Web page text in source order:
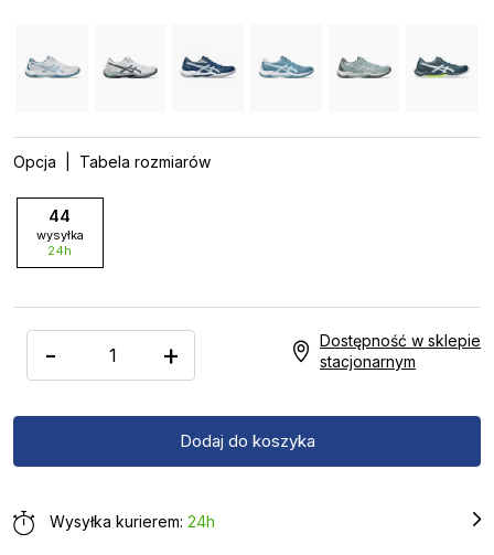
Opcja | Tabela rozmiarów
44
wysyłka
24h
- +
Dostępność w sklepie
stacjonarnym
Wysyłka kurierem: 24h